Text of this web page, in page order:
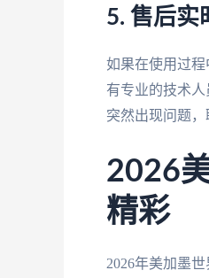
5. 售后实
如果在使用过程
有专业的技术
突然出现问题，
2026
精彩
2026年美加墨